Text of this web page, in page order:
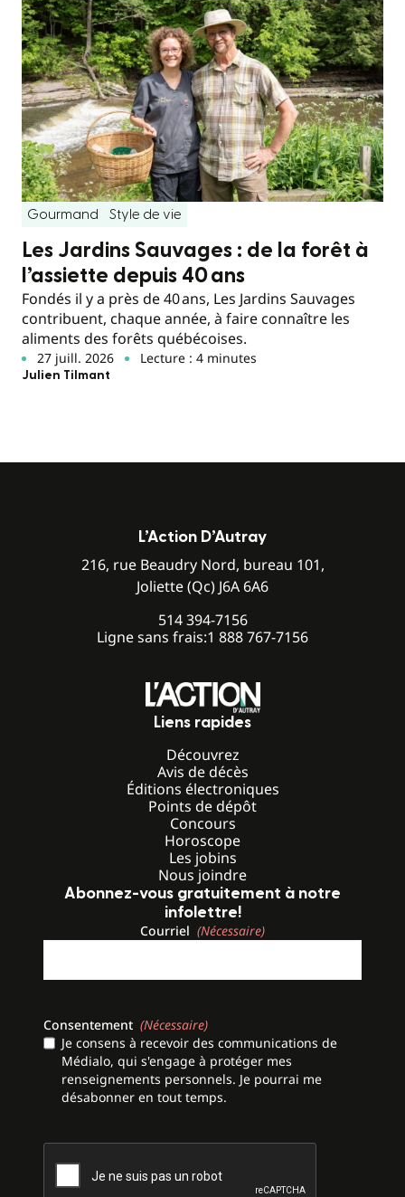
Gourmand Style de vie
Les Jardins Sauvages : de la forêt à
l’assiette depuis 40 ans
Fondés il y a près de 40 ans, Les Jardins Sauvages
contribuent, chaque année, à faire connaître les
aliments des forêts québécoises.
27 juill. 2026 Lecture : 4 minutes
Julien Tilmant
L’Action D’Autray
216, rue Beaudry Nord, bureau 101,
Joliette (Qc) J6A 6A6
514 394-7156
Ligne sans frais:1 888 767-7156
Liens rapides
Découvrez
Avis de décès
Éditions électroniques
Points de dépôt
Concours
Horoscope
Les jobins
Nous joindre
Abonnez-vous gratuitement à notre
infolettre!
Courriel (Nécessaire)
Consentement (Nécessaire)
Je consens à recevoir des communications de
Médialo, qui s'engage à protéger mes
renseignements personnels. Je pourrai me
désabonner en tout temps.